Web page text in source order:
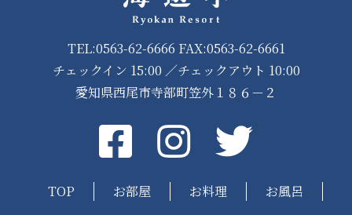
TEL:0563-62-6666 FAX:0563-62-6661
チェックイン 15:00 ／チェックアウト 10:00
愛知県西尾市寺部町笠外１８６－２
FacebookinstagramTwitter
TOP お部屋 お料理
お風呂